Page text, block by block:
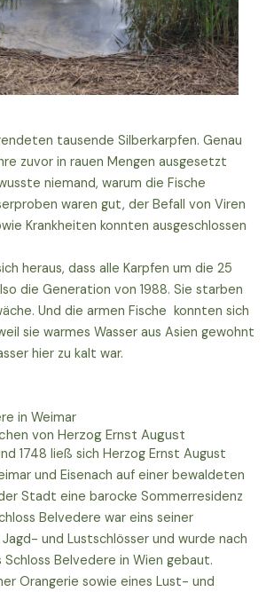
tausende Silberkarpfen. Genau
zuvor in rauen Mengen ausgesetzt
niemand, warum die Fische
waren gut, der Befall von Viren
Krankheiten konnten ausgeschlossen
heraus, dass alle Karpfen um die 25
die Generation von 1988. Sie starben
Und die armen Fische konnten sich
sie warmes Wasser aus Asien gewohnt
hier zu kalt war.
in Weimar
von Herzog Ernst August
1748 ließ sich Herzog Ernst August
und Eisenach auf einer bewaldeten
Stadt eine barocke Sommerresidenz
Belvedere war eins seiner
und Lustschlösser und wurde nach
Belvedere in Wien gebaut.
Orangerie sowie eines Lust- und